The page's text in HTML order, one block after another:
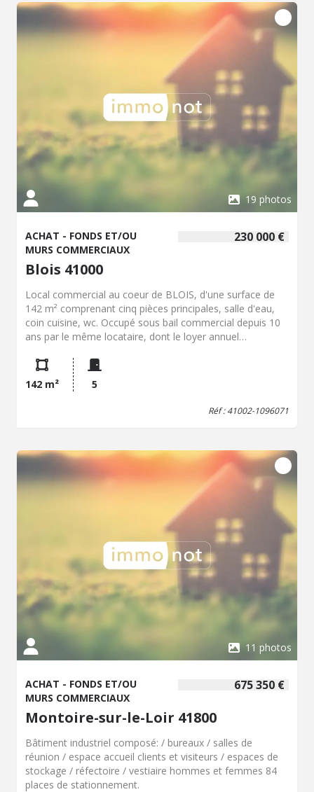
19 photos
230 000 €
ACHAT - FONDS ET/OU
MURS COMMERCIAUX
Blois 41000
Local commercial au coeur de BLOIS, d'une surface de
142 m² comprenant cinq pièces principales, salle d'eau,
coin cuisine, wc. Occupé sous bail commercial depuis 10
ans par le même locataire, dont le loyer annuel
142 m² 5
Réf : 41002-1096071
11 photos
675 350 €
ACHAT - FONDS ET/OU
MURS COMMERCIAUX
Montoire-sur-le-Loir 41800
Bâtiment industriel composé: / bureaux / salles de
réunion / espace accueil clients et visiteurs / espaces de
stockage / réfectoire / vestiaire hommes et femmes 84
places de stationnement.